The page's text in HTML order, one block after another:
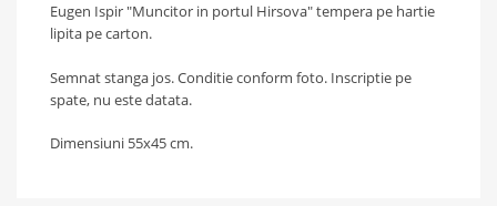
Eugen Ispir "Muncitor in portul Hirsova" tempera pe hartie
lipita pe carton.
Semnat stanga jos. Conditie conform foto. Inscriptie pe
spate, nu este datata.
Dimensiuni 55x45 cm.